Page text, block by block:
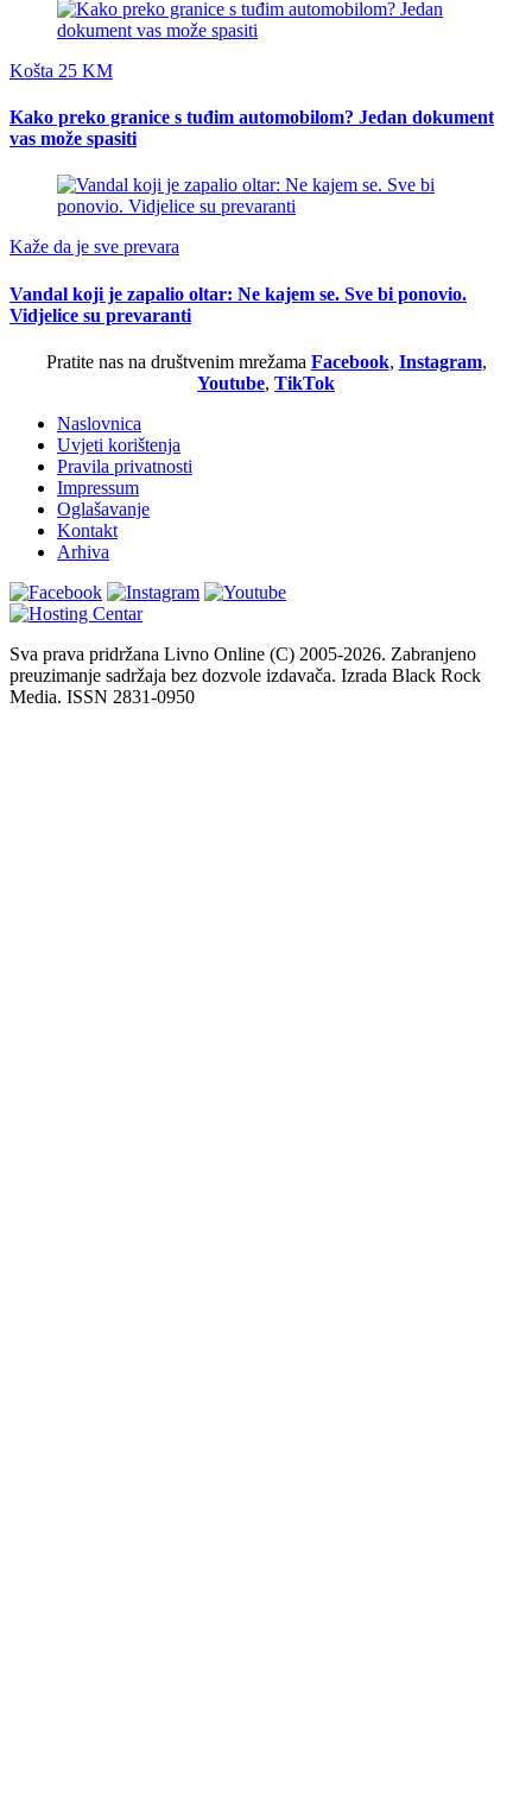
Košta 25 KM
Kako preko granice s tuđim automobilom? Jedan dokument
vas može spasiti
Kaže da je sve prevara
Vandal koji je zapalio oltar: Ne kajem se. Sve bi ponovio.
Vidjelice su prevaranti
Pratite nas na društvenim mrežama Facebook, Instagram,
Youtube, TikTok
Naslovnica
Uvjeti korištenja
Pravila privatnosti
Impressum
Oglašavanje
Kontakt
Arhiva
Sva prava pridržana Livno Online (C) 2005-2026. Zabranjeno
preuzimanje sadržaja bez dozvole izdavača. Izrada Black Rock
Media. ISSN 2831-0950